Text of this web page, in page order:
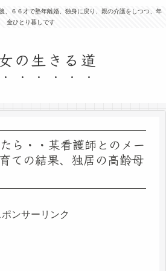
、６６才で塾年離婚、独身に戻り、親の介護をしつつ、年
金ひとり暮しです
の生きる道
ら・・某看護師とのメー
ての結果、独居の高齢母
ポンサーリンク